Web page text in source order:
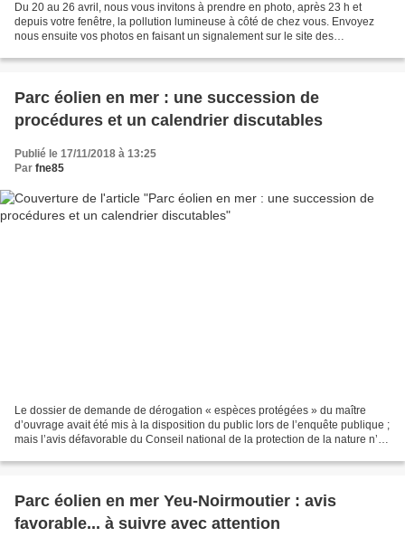
Du 20 au 26 avril, nous vous invitons à prendre en photo, après 23 h et
depuis votre fenêtre, la pollution lumineuse à côté de chez vous. Envoyez
nous ensuite vos photos en faisant un signalement sur le site des
Parc éolien en mer : une succession de
procédures et un calendrier discutables
Publié le 17/11/2018 à 13:25
Par fne85
Le dossier de demande de dérogation « espèces protégées » du maître
d’ouvrage avait été mis à la disposition du public lors de l’enquête publique ;
mais l’avis défavorable du Conseil national de la protection de la nature n’a
Parc éolien en mer Yeu-Noirmoutier : avis
favorable... à suivre avec attention